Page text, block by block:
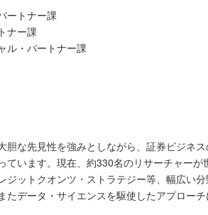
ートナー課
ナー課
ル・パートナー課
胆な先⾒性を強みとしながら、証券ビジネ
ています。現在、約330名のリサーチャー
ジットクオンツ・ストラテジー等、幅広い
たデータ・サイエンスを駆使したアプローチ